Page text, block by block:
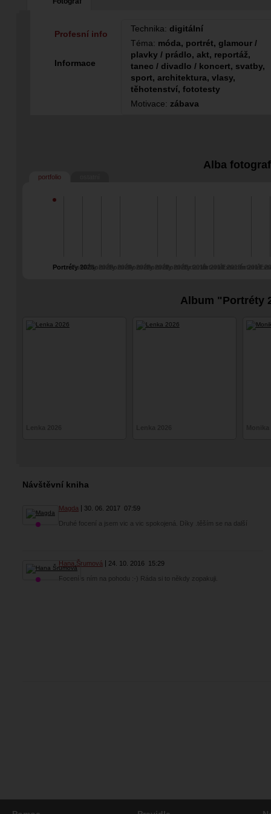
Technika: digitální
Téma: móda, portrét, glamour /
plavky / prádlo, akt, reportáž,
tanec / divadlo / koncert, svatby,
sport, architektura, vlasy,
těhotenství, fototesty
Motivace: zábava
Profesní info
Informace
Alba
portfolio
Portréty 2026
Portréty 2025Portréty 2024
Album "Portréty
Návštěvní kniha
Magda 30. 06. 2017 07:59
Druhé focení a jsem vic a vic spokojená. Díky .těším se na další
Hana Šrumová 24. 10. 2016 15:29
Focení s ním na pohodu :-) Ráda si to někdy zopakuji.